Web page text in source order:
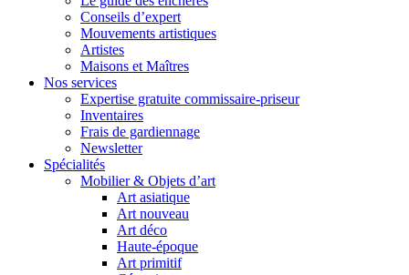
Conseils d’expert
Mouvements artistiques
Artistes
Maisons et Maîtres
Nos services
Expertise gratuite commissaire-priseur
Inventaires
Frais de gardiennage
Newsletter
Spécialités
Mobilier & Objets d’art
Art asiatique
Art nouveau
Art déco
Haute-époque
Art primitif